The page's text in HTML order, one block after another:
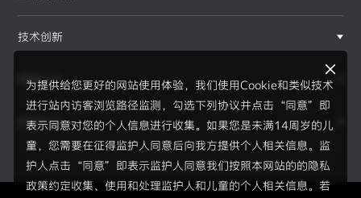
为提供给您更好的网站使用体验，我们使用Cookie和类似技术
进行站内访客浏览路径监测，勾选下列协议并点击“同意”即
表示同意对您的个人信息进行收集。如果您是未满14周岁的儿
童，您需要在征得监护人同意后向我方提供个人相关信息。监
护人点击“同意”即表示监护人同意我们按照本网站的的隐私
政策约定收集、使用和处理监护人和儿童的个人相关信息。若
技术创新
赛事运动
新闻资讯
F1®赛事